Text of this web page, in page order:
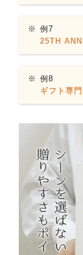
例7
25TH
例8
ギフト専